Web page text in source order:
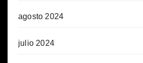
agosto 2024
julio 2024